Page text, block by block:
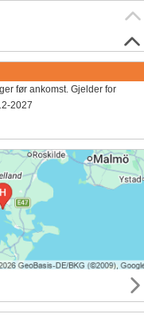
før ankomst. Gjelder for
2027